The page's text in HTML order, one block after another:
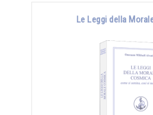
Le Leggi della